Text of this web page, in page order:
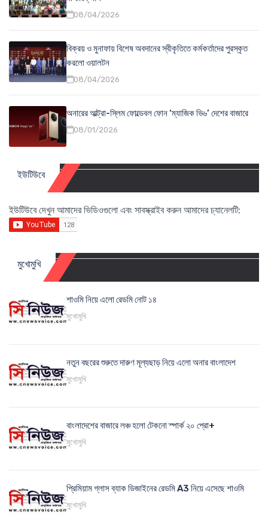
08/04/2026
বিক্রয় ও মুনাফায় বিশেষ অবদানের স্বীকৃতিতে কর্মকর্তাদের পুরস্কৃত
করলো ওয়ালটন
08/04/2026
অনারের আল্ট্রা-স্লিম ফোল্ডেবল ফোন ‘ম্যাজিক ভি৬’ দেশের বাজারে
08/01/2026
ইউটিউবে
ইউটিউবে দেখুন আমাদের ভিডিওগুলো এবং সাবস্ক্রাইব করুন আমাদের চ্যানেলটি:
মুখোমুখি
শাওমি নিয়ে এলো রেডমি নোট ১৪
মুখোমুখি
নতুন বছরের শুরুতে দারুণ মূল্যছাড় নিয়ে এলো অনার বাংলাদেশ
মুখোমুখি
বাংলাদেশের বাজারে লঞ্চ হলো টেকনো স্পার্ক ২০ প্রো+
মুখোমুখি
প্রিমিয়াম গ্লাস ব্যাক ডিজাইনের রেডমি A3 নিয়ে এসেছে শাওমি
মুখোমুখি